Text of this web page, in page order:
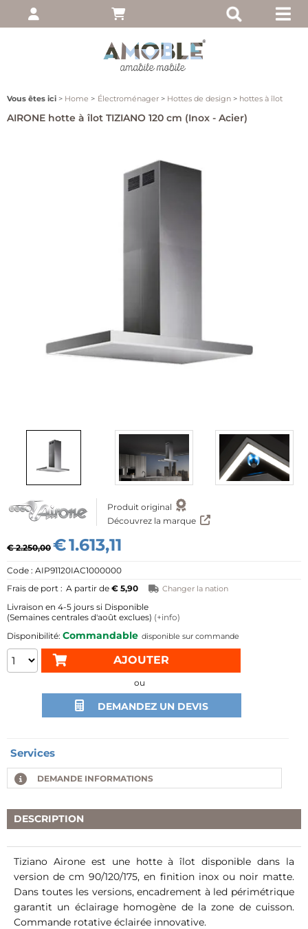
Vous êtes ici Home Électroménager Hottes de design hottes à îlot
AIRONE hotte à îlot TIZIANO 120 cm (Inox - Acier)
€ 2.250,00 €1.613,11
A partir de € 5,90 Changer la nation
Produit original
Découvrez la marque
4-5 jours si Disponible
(Semaines centrales d'août exclues) (+info)
ou
DEMANDEZ UN DEVIS
AIP91120IAC1000000
Commandable disponible sur commande
Services
DEMANDE INFORMATIONS
DESCRIPTION
Tiziano Airone est une hotte à îlot disponible dans la
version de cm 90/120/175, en finition inox ou noir matte.
Dans toutes les versions, encadrement à led périmétrique
garantit un éclairage homogène de la zone de cuisson.
Commande rotative éclairée innovative.